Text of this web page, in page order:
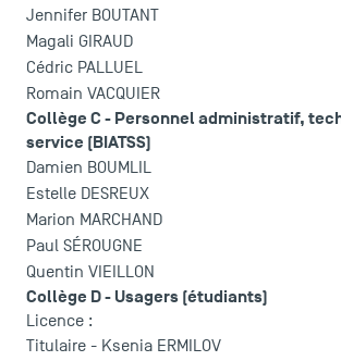
Jennifer BOUTANT
Magali GIRAUD
Cédric PALLUEL
Romain VACQUIER
Collège C - Personnel administratif,
service (BIATSS)
Damien BOUMLIL
Estelle DESREUX
Marion MARCHAND
Paul SÉROUGNE
Quentin VIEILLON
Collège D - Usagers (étudiants)
Licence :
Titulaire - Ksenia ERMILOV